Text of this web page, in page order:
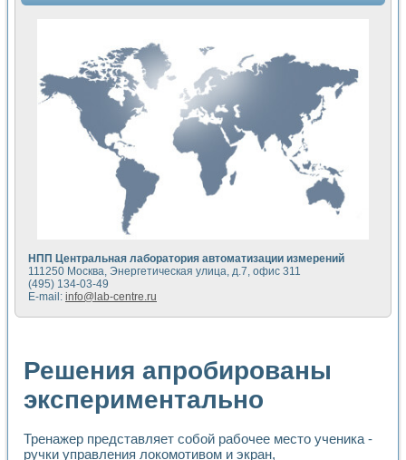
Автоматизация формирования уравнений состояния для
Разработка автоматизированного стенда для измерения
Применение среды LabVIEW для построения картины
Портативная система для определения показателей
Использование LabVIEW для управления источником
Устройство для снятия вольт-амперных характеристик
Передовые научные технологии: нано-, фемто-,
Автоматизированная установка по измерению временных
Автоматизированный лабораторный комплекс на базе
Визуализация моделирования и оптимизации тепловой
Виртуальный прибор для исследования функциональных
Исследование возможности создания экономичного
Исследование кинетики движения макрочастиц в
Метод прогнозирования свойств дисперсных продуктов
Недорогая система управления сверхпроводящим
Применение технологий NI в курсе экспериментальной
Расчет переноса аэрозоля и выпадения осадка в
Применение NI VISION для геометрического анализа в
Система температурной стабилизации
Управление движением с помощью программно -
Система управления асинхронным тиристорным
Лазерный профилометр
НПП Центральная лаборатория автоматизации измерений
111250 Москва, Энергетическая улица, д.7, офис 311
(495) 134-03-49
E-mail: info@lab-centre.ru
Решения апробированы
экспериментально
Тренажер представляет собой рабочее место ученика -
ручки управления локомотивом и экран,